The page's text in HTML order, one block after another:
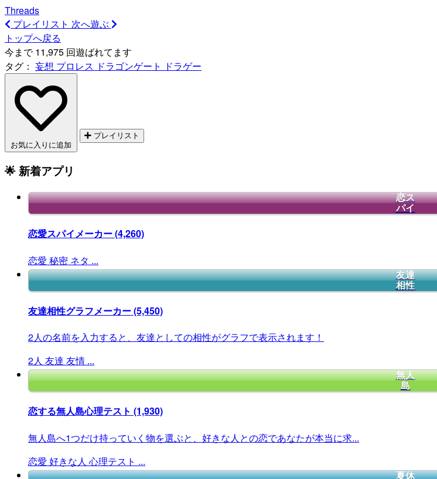
Threads
プレイリスト 次へ遊ぶ
トップへ戻る
今まで 11,975 回遊ばれてます
タグ： 妄想 プロレス ドラゴンゲート ドラゲー
お気に入りに追加
プレイリスト
🌟 新着アプリ
恋ス
パイ
恋愛スパイメーカー(4,260)
恋愛 秘密 ネタ ...
友達
相性
友達相性グラフメーカー(5,450)
2人の名前を入力すると、友達としての相性がグラフで表示されます！
2人 友達 友情 ...
無人
島
恋する無人島心理テスト (1,930)
無人島へ1つだけ持っていく物を選ぶと、好きな人との恋であなたが本当に求...
恋愛 好きな人 心理テスト ...
夏休